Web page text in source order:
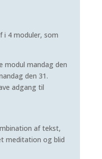
i 4 moduler, som
modul mandag den
den 31.
adgang til
af tekst,
meditation og blid